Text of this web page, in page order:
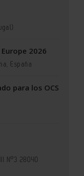
2026
España
para los OCS
Nº3 28040